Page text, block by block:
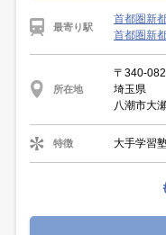
最寄り駅
首都圏新
首都圏新
所在地
〒340-
埼玉県
八潮市大
特徴 大手学習